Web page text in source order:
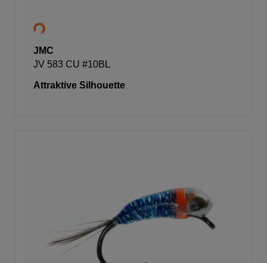
JMC
JV 583 CU #10BL
Attraktive Silhouette